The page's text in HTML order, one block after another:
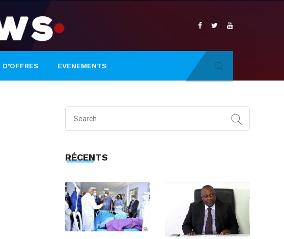
EVENEMENTS
RÉCENTS